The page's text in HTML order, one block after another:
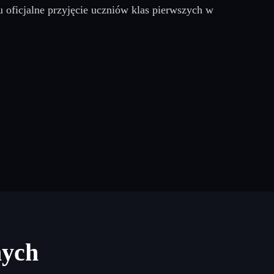
oficjalne przyjęcie uczniów klas pierwszych w